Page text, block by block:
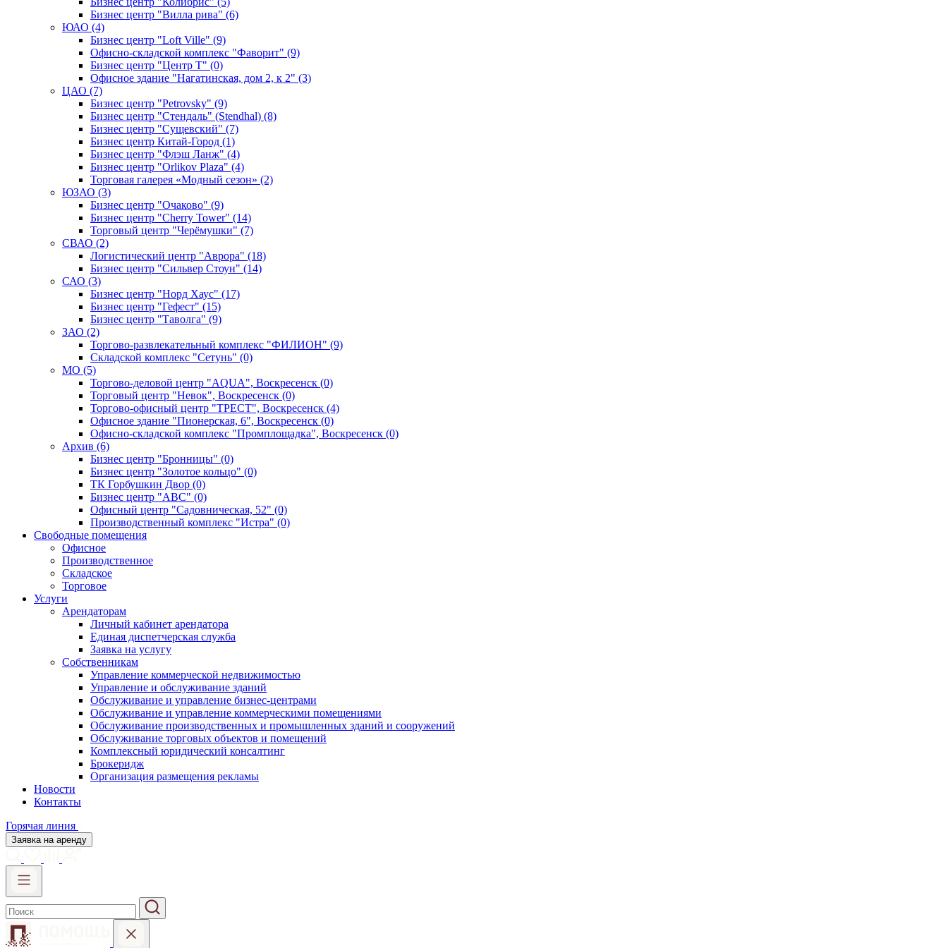
Бизнес центр "Вилла рива" (6)
ЮАО (4)
Бизнес центр "Loft Ville" (9)
Офисно-складской комплекс "Фаворит" (9)
Бизнес центр "Центр Т" (0)
Офисное здание "Нагатинская, дом 2, к 2" (3)
ЦАО (7)
Бизнес центр "Petrovsky" (9)
Бизнес центр "Стендаль" (Stendhal) (8)
Бизнес центр "Сущевский" (7)
Бизнес центр Китай-Город (1)
Бизнес центр "Флэш Ланж" (4)
Бизнес центр "Orlikov Plaza" (4)
Торговая галерея «Модный сезон» (2)
ЮЗАО (3)
Бизнес центр "Очаково" (9)
Бизнес центр "Cherry Tower" (14)
Торговый центр "Черёмушки" (7)
СВАО (2)
Логистический центр "Аврора" (18)
Бизнес центр "Сильвер Стоун" (14)
САО (3)
Бизнес центр "Норд Хаус" (17)
Бизнес центр "Гефест" (15)
Бизнес центр "Таволга" (9)
ЗАО (2)
Торгово-развлекательный комплекс "ФИЛИОН" (9)
Складской комплекс "Сетунь" (0)
MO (5)
Торгово-деловой центр "AQUA", Воскресенск (0)
Торговый центр "Невок", Воскресенск (0)
Торгово-офисный центр "ТРЕСТ", Воскресенск (4)
Офисное здание "Пионерская, 6", Воскресенск (0)
Офисно-складской комплекс "Промплощадка", Воскресенск (0)
Архив (6)
Бизнес центр "Бронницы" (0)
Бизнес центр "Золотое кольцо" (0)
ТК Горбушкин Двор (0)
Бизнес центр "АВС" (0)
Офисный центр "Садовническая, 52" (0)
Производственный комплекс "Истра" (0)
Свободные помещения
Офисное
Производственное
Складское
Торговое
Услуги
Арендаторам
Личный кабинет арендатора
Единая диспетчерская служба
Заявка на услугу
Собственникам
Управление коммерческой недвижимостью
Управление и обслуживание зданий
Обслуживание и управление бизнес-центрами
Обслуживание и управление коммерческими помещениями
Обслуживание производственных и промышленных зданий и сооружений
Обслуживание торговых объектов и помещений
Комплексный юридический консалтинг
Брокеридж
Организация размещения рекламы
Новости
Контакты
Горячая линия
Заявка на аренду